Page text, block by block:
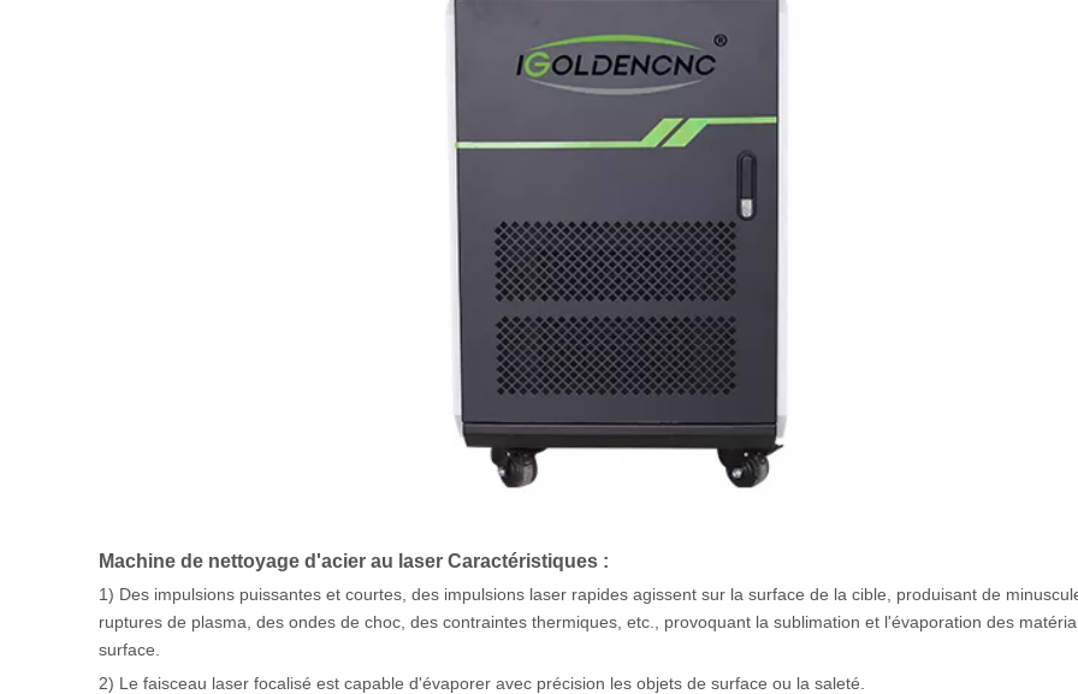
Machine de nettoyage d'acier au laser Caractéristiques :
1) Des impulsions puissantes et courtes, des impulsions laser rapides agissent sur la surface de la cible, produisant de
ruptures de plasma, des ondes de choc, des contraintes thermiques, etc., provoquant la sublimation et l'évaporation des
surface.
2) Le faisceau laser focalisé est capable d'évaporer avec précision les objets de surface ou la saleté.